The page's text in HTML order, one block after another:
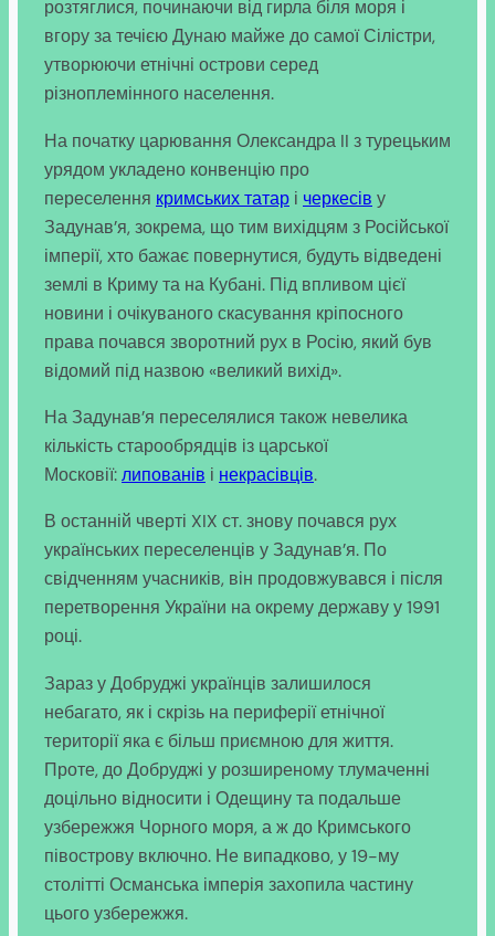
розтяглися, починаючи від гирла біля моря і
вгору за течією Дунаю майже до самої Сілістри,
утворюючи етнічні острови серед
різноплемінного населення.
На початку царювання Олександра II з турецьким
урядом укладено конвенцію про
переселення кримських татар і черкесів у
Задунав’я, зокрема, що тим вихідцям з Російської
імперії, хто бажає повернутися, будуть відведені
землі в Криму та на Кубані. Під впливом цієї
новини і очікуваного скасування кріпосного
права почався зворотний рух в Росію, який був
відомий під назвою «великий вихід».
На Задунав’я переселялися також невелика
кількість старообрядців із царської
Московії:липованів і некрасівців.
В останній чверті XIX ст. знову почався рух
українських переселенців у Задунав’я. По
свідченням учасників, він продовжувався і після
перетворення України на окрему державу у 1991
році.
Зараз у Добруджі українців залишилося
небагато, як і скрізь на периферії етнічної
території яка є більш приємною для життя.
Проте, до Добруджі у розширеному тлумаченні
доцільно відносити і Одещину та подальше
узбережжя Чорного моря, а ж до Кримського
півострову включно. Не випадково, у 19-му
столітті Османська імперія захопила частину
цього узбережжя.